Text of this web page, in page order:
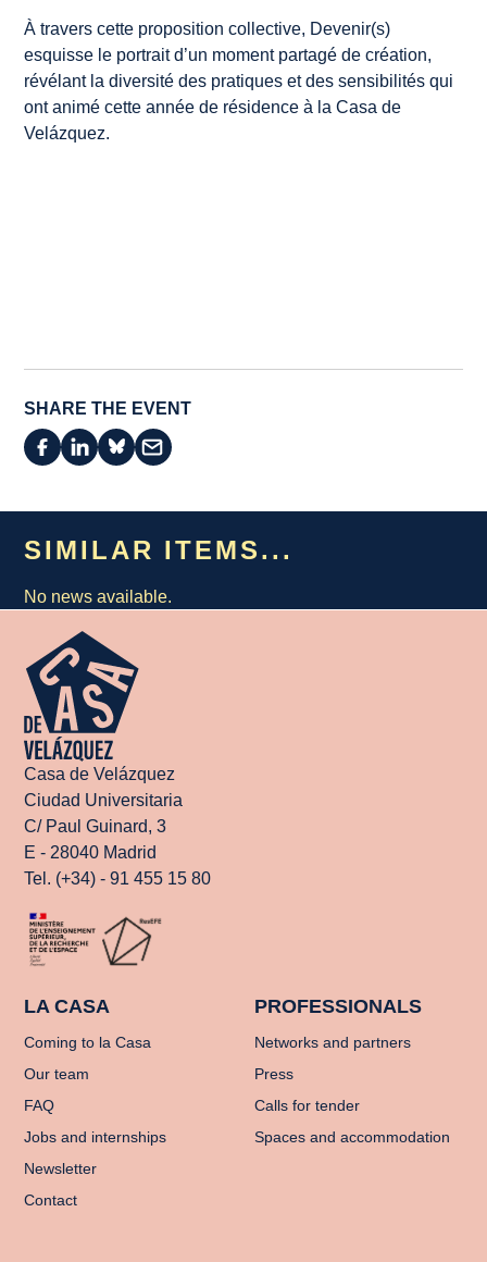
À travers cette proposition collective, Devenir(s)
esquisse le portrait d’un moment partagé de création,
révélant la diversité des pratiques et des sensibilités qui
ont animé cette année de résidence à la Casa de
Velázquez.
SHARE THE EVENT
SIMILAR ITEMS...
No news available.
Casa de Velázquez
Ciudad Universitaria
C/ Paul Guinard, 3
E - 28040 Madrid
Tel. (+34) - 91 455 15 80
LA CASA
Coming to la Casa
Our team
FAQ
Jobs and internships
Newsletter
Contact
PROFESSIONALS
Networks and partners
Press
Calls for tender
Spaces and accommodation